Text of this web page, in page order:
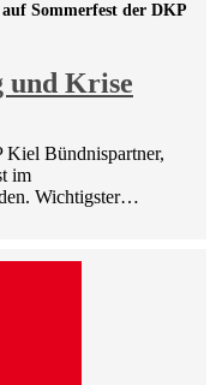
und Krise
Sommerfest der DKP
Kiel Bündnispartner,
im
Wichtigster…